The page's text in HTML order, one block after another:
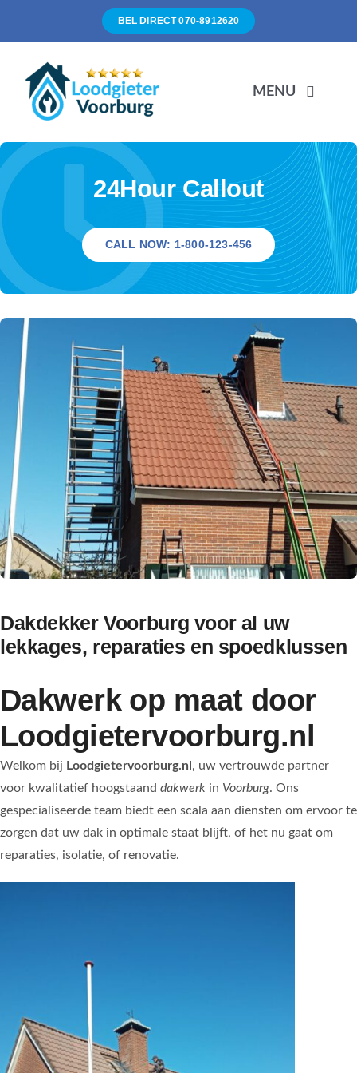
BEL DIRECT 070-8912620
MENU
Onze werkzaamheden
Werkgebied
Tarieven
Contact
24Hour Callout
CALL NOW: 1-800-123-456
Dakdekker Voorburg voor al uw
lekkages, reparaties en spoedklussen
Dakwerk op maat door
Loodgietervoorburg.nl
Welkom bij Loodgietervoorburg.nl , uw vertrouwde partner
voor kwalitatief hoogstaand dakwerkin Voorburg. Ons
gespecialiseerde team biedt een scala aan diensten om ervoor te
zorgen dat uw dak in optimale staat blijft, of het nu gaat om
reparaties, isolatie, of renovatie.